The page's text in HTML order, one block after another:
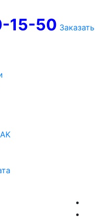
15-50